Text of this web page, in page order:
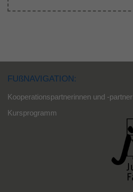
FUßNAVIGATION:
Kooperationspartnerinnen und -partner
Kursprogramm